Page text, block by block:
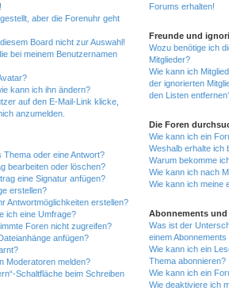
aber die Forenuhr geht
Board nicht zur Auswahl!
bei meinem Benutzernamen
kann ich ihn ändern?
auf den E-Mail-Link klicke,
anzumelden.
Thema oder eine Antwort?
bearbeiten oder löschen?
eine Signatur anfügen?
erstellen?
Antwortmöglichkeiten erstellen?
ich eine Umfrage?
Foren nicht zugreifen?
anfügen?
Moderatoren melden?
Schaltfläche beim Schreiben
Forums erhalten!
Freunde und
Wozu benötige ich
Mitglieder?
Wie kann ich
der ignorierten
den Listen
Die Foren
Wie kann ich ein
Weshalb erhalte ich
Warum bekomme
Wie kann ich nach
Wie kann ich meine
Abonnements und
Was ist der
einem
Wie kann ich ein
Thema abonnieren?
Wie kann ich ein
Wie deaktiviere ich